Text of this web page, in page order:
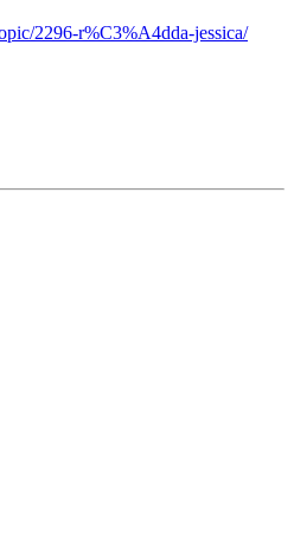
2296-r%C3%A4dda-jessica/